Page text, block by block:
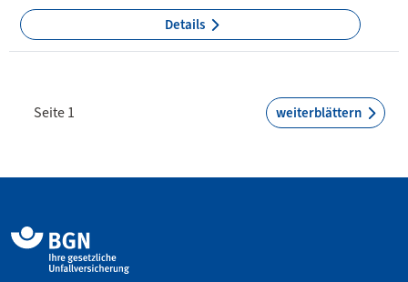
Details
Seite 1 weiterblättern